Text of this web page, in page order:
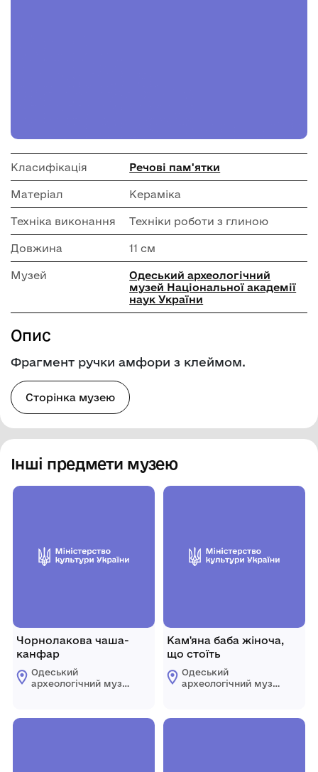
Класифікація Речові пам'ятки
Матеріал Кераміка
Техніка виконання Техніки роботи з глиною
Довжина 11 см
Музей
Одеський археологічний
музей Національної академії
наук України
Опис
Фрагмент ручки амфори з клеймом.
Сторінка музею
Інші предмети музею
Чорнолакова чаша-
канфар
Одеський
археологічний музей
України
Кам'яна баба жіноча,
що стоїть
Одеський
археологічний музей
України